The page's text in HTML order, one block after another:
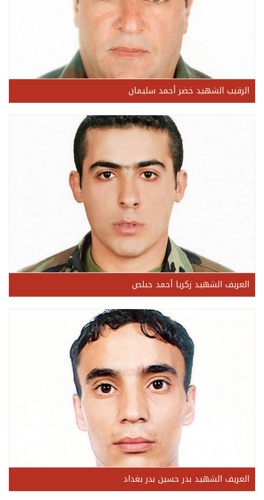
الرقيب الشهيد خضر أحمد سليمان
العريف الشهيد زكريا أحمد حبلص
العريف الشهيد بدر حسين بدر بغداد